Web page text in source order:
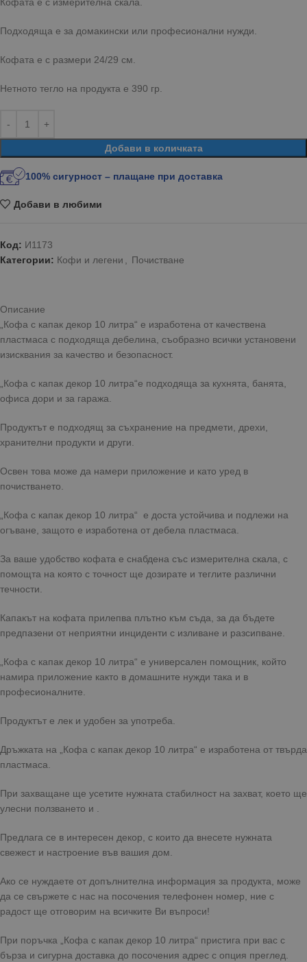
Подходяща е за домакински или професионални нужди.
Кофата е с размери 24/29 см.
Нетното тегло на продукта е 390 гр.
Добави в количката
100% сигурност – плащане при доставка
Добави в любими
Код: И1173
Категории: Кофи и легени Почистване
Описание
„Кофа с капак декор 10 литра“ е изработена от качествена
пластмаса с подходяща дебелина, съобразно всички установени
изисквания за качество и безопасност.
„Кофа с капак декор 10 литра“е подходяща за кухнята, банята,
офиса дори и за гаража.
Продуктът е подходящ за съхранение на предмети, дрехи,
хранителни продукти и други.
Освен това може да намери приложение и като уред в
почистването.
„Кофа с капак декор 10 литра“ е доста устойчива и подлежи на
огъване, защото е изработена от дебела пластмаса.
За ваше удобство кофата е снабдена със измерителна скала, с
помощта на която с точност ще дозирате и теглите различни
течности.
Капакът на кофата прилепва плътно към съда, за да бъдете
предпазени от неприятни инциденти с изливане и разсипване.
„Кофа с капак декор 10 литра“ е универсален помощник, който
намира приложение както в домашните нужди така и в
професионалните.
Продуктът е лек и удобен за употреба.
Дръжката на „Кофа с капак декор 10 литра“ е изработена от твърда
пластмаса.
При захващане ще усетите нужната стабилност на захват, което ще
улесни ползването и .
Предлага се в интересен декор, с които да внесете нужната
свежест и настроение във вашия дом.
Ако се нуждаете от допълнителна информация за продукта, може
да се свържете с нас на посочения телефонен номер, ние с
радост ще отговорим на всичките Ви въпроси!
При поръчка „Кофа с капак декор 10 литра“ пристига при вас с
бърза и сигурна доставка до посочения адрес с опция преглед.